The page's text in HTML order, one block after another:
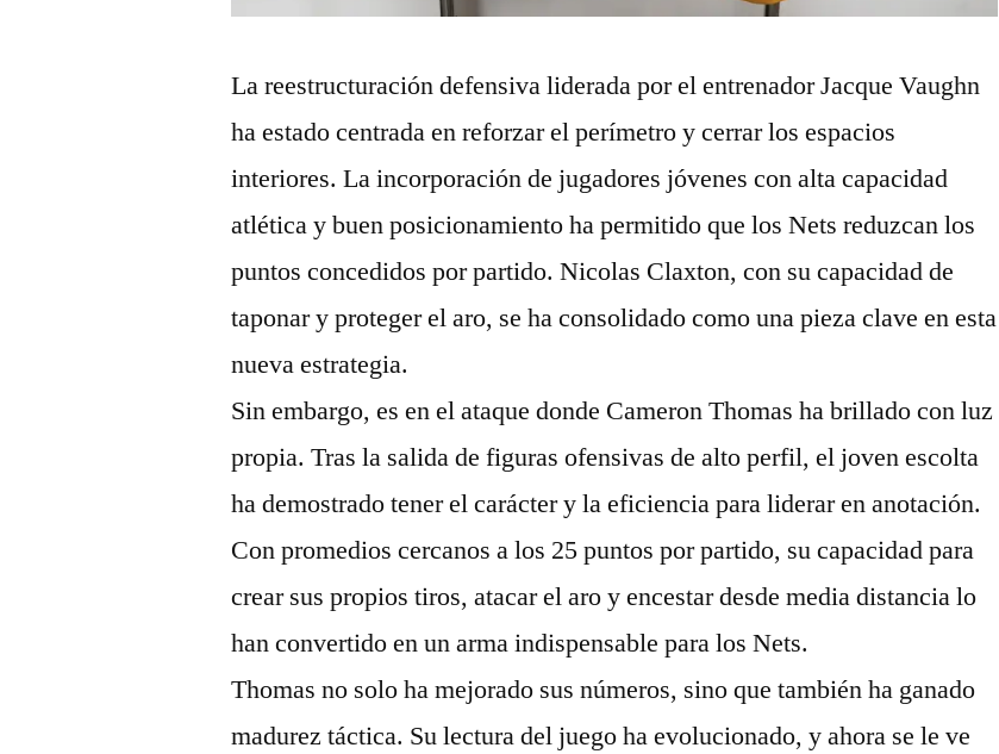
La reestructuración defensiva liderada por el entrenador Jacque Vaughn
ha estado centrada en reforzar el perímetro y cerrar los espacios
interiores. La incorporación de jugadores jóvenes con alta capacidad
atlética y buen posicionamiento ha permitido que los Nets reduzcan los
puntos concedidos por partido. Nicolas Claxton, con su capacidad de
taponar y proteger el aro, se ha consolidado como una pieza clave en esta
nueva estrategia.
Sin embargo, es en el ataque donde Cameron Thomas ha brillado con luz
propia. Tras la salida de figuras ofensivas de alto perfil, el joven escolta
ha demostrado tener el carácter y la eficiencia para liderar en anotación.
Con promedios cercanos a los 25 puntos por partido, su capacidad para
crear sus propios tiros, atacar el aro y encestar desde media distancia lo
han convertido en un arma indispensable para los Nets.
Thomas no solo ha mejorado sus números, sino que también ha ganado
madurez táctica. Su lectura del juego ha evolucionado, y ahora se le ve